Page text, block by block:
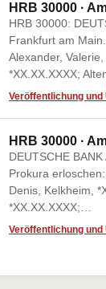
HRB 30000 ·
HRB 30000:
Frankfurt am
Alexander,
*XX.XX.XXXX;
Veröffentlichung
HRB 30000 ·
DEUTSCHE
Prokura
Denis, Kelkheim,
*XX.XX.XXXX;…
Veröffentlichung